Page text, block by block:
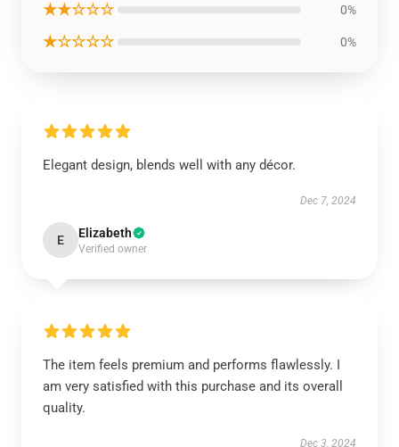
★★☆☆☆ 0%
★☆☆☆☆ 0%
Elegant design, blends well with any décor.
Dec 7, 2024
E Elizabeth
Verified owner
The item feels premium and performs flawlessly. I
am very satisfied with this purchase and its overall
quality.
Dec 3, 2024